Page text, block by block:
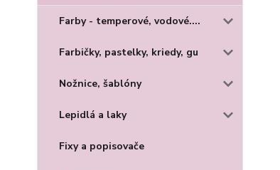
Farby - temperové, vodové....
Farbičky, pastelky, kriedy, gu
Nožnice, šablóny
Lepidlá a laky
Fixy a popisovače